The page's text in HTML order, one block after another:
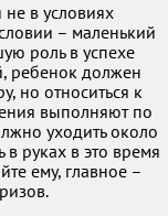
в условиях
– маленький
роль в успехе
ребенок должен
но относиться к
выполняют по
уходить около
в руках в это время
ему, главное –